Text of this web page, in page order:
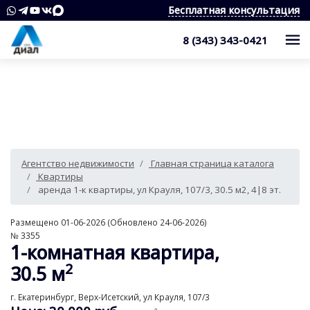
Бесплатная консультация
8 (343) 343-0421
1-комнатные квартиры
2-комнатные квартиры
3-комнатные квартиры
4 и более комнатные квартиры
Комнаты
Дома, дачи, коттеджи
Участки
Коммерческая недвижимость
Аренда
Квартиры
Служба контроля качества
Наши награды
Сотрудники
Вакансии
Услуги
Покупка недвижимости
Сопровождение сделки
Для клиента
Аналитика
Как выбрать агентство недвижимости?
Контакты
8 (343) 343-0421
Агентство недвижимости
Главная страница каталога
Квартиры
аренда 1-к квартиры, ул Крауля, 107/3, 30.5 м2, 4|8 эт.
Размещено 01-06-2026 (Обновлено 24-06-2026)
№ 3355
1-комнатная квартира,
30.5 м2
г. Екатеринбург, Верх-Исетский, ул Крауля, 107/3